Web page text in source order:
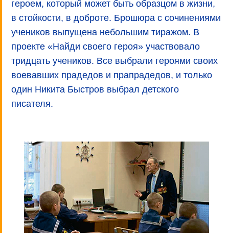
героем, который может быть образцом в жизни,
в стойкости, в доброте. Брошюра с сочинениями
учеников выпущена небольшим тиражом. В
проекте «Найди своего героя» участвовало
тридцать учеников. Все выбрали героями своих
воевавших прадедов и прапрадедов, и только
один Никита Быстров выбрал детского
писателя.